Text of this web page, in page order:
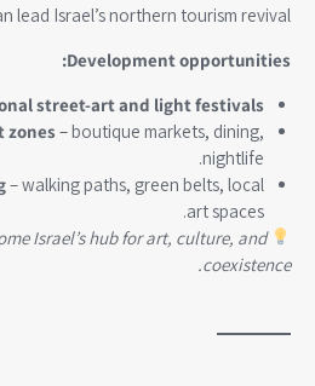
lead Israel’s northern tourism revival.
Development opportunities:
street-art and light festivals.
zones – boutique markets, dining,
nightlife.
– walking paths, green belts, local
art spaces.
Israel’s hub for art, culture, and
coexistence.